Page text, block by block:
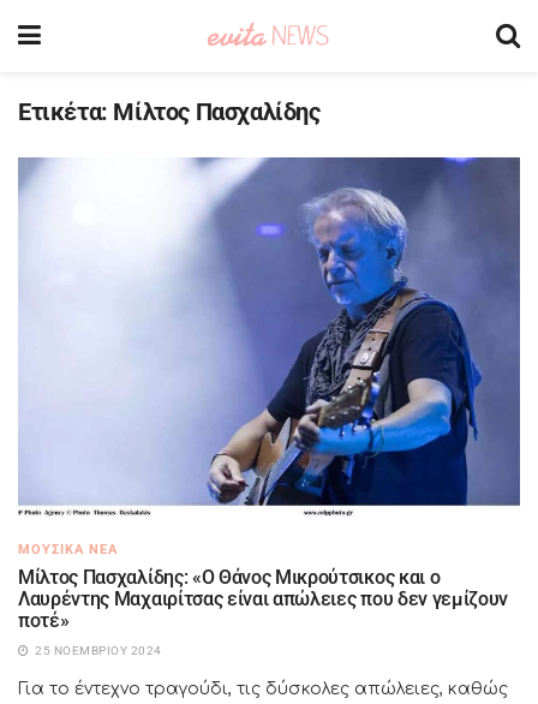
Ετικέτα: Μίλτος Πασχαλίδης
ΜΟΥΣΙΚΆ ΝΈΑ
Μίλτος Πασχαλίδης: «Ο Θάνος Μικρούτσικος και ο
Λαυρέντης Μαχαιρίτσας είναι απώλειες που δεν γεμίζουν
ποτέ»
25 ΝΟΕΜΒΡΊΟΥ 2024
Για το έντεχνο τραγούδι, τις δύσκολες απώλειες, καθώς